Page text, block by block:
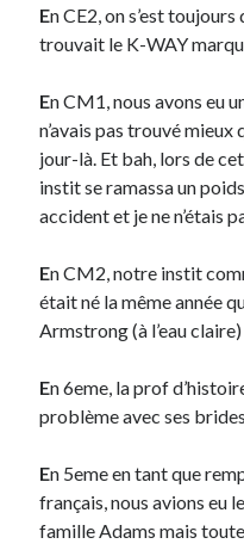
JFdansC’était pas mieux
littleceltdansComment j’ai
Renaud DucherdansComment
personnelle
On parle de quoi ?
Bon plan du dimanche
Coup de coeur
Daddy
Geek
Green
Lectures
Lyon
Lyon à Livre Ouvert
En CE2, on s’est
trouvait le K-WAY
En CM1, nous avons eu
n’avais pas trouvé mieux
jour-là. Et bah, lors de
instit se ramassa un
accident et je ne n’étais
En CM2, notre instit
était né la même année
Armstrong (à l’eau
En 6eme, la prof
problème avec ses
En 5eme en tant que
français, nous avions eu
famille Adams mais